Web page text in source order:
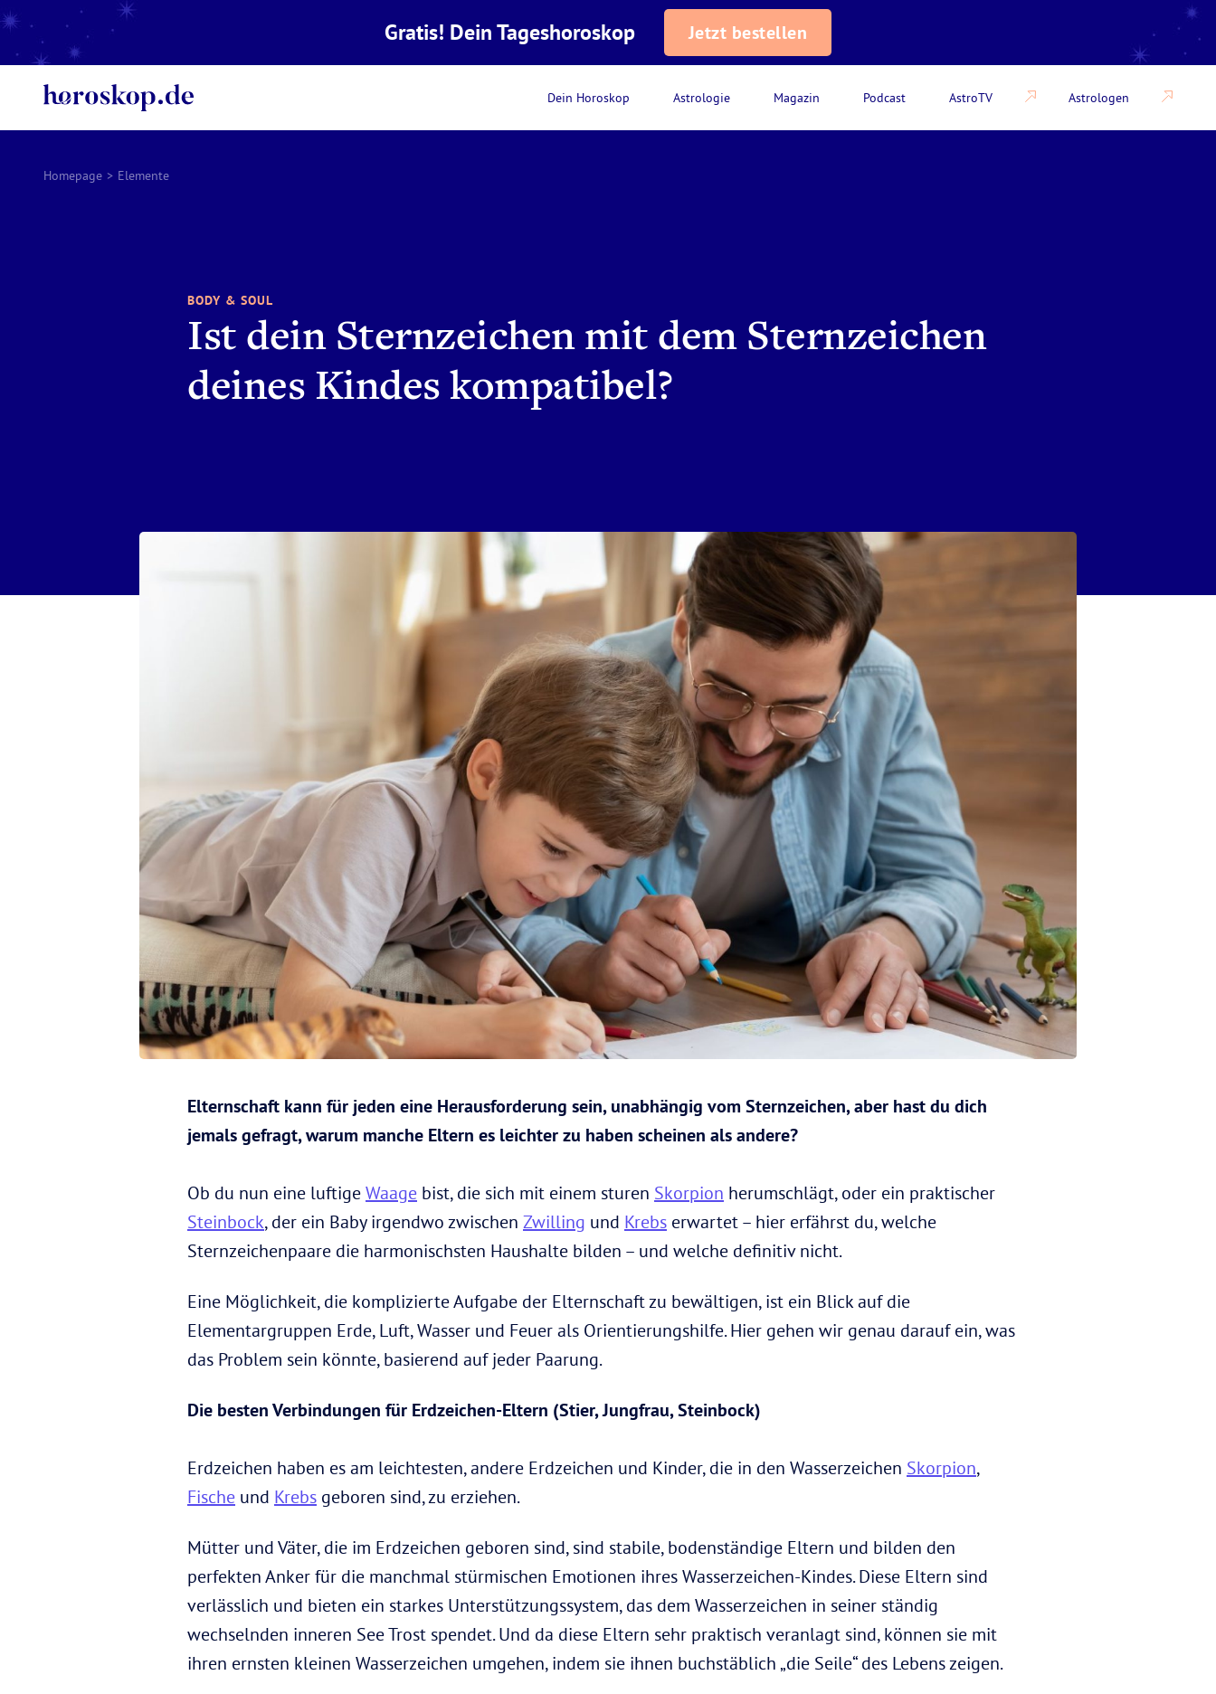
Dein Horoskop Astrologie Magazin Podcast AstroTV Astrologen
Gratis! Dein Tageshoroskop Jetzt bestellen
Homepage > Elemente
BODY & SOUL
Ist dein Sternzeichen mit dem Sternzeichen
deines Kindes kompatibel?
Elternschaft kann für jeden eine Herausforderung sein, unabhängig vom Sternzeichen, aber hast du dich
jemals gefragt, warum manche Eltern es leichter zu haben scheinen als andere?
Ob du nun eine luftige Waage bist, die sich mit einem sturen Skorpion herumschlägt, oder ein praktischer
Steinbock, der ein Baby irgendwo zwischen Zwilling und Krebs erwartet – hier erfährst du, welche
Sternzeichenpaare die harmonischsten Haushalte bilden – und welche definitiv nicht.
Eine Möglichkeit, die komplizierte Aufgabe der Elternschaft zu bewältigen, ist ein Blick auf die
Elementargruppen Erde, Luft, Wasser und Feuer als Orientierungshilfe. Hier gehen wir genau darauf ein, was
das Problem sein könnte, basierend auf jeder Paarung.
Die besten Verbindungen für Erdzeichen-Eltern (Stier, Jungfrau, Steinbock)
Erdzeichen haben es am leichtesten, andere Erdzeichen und Kinder, die in den Wasserzeichen Skorpion,
Fische und Krebs geboren sind, zu erziehen.
Mütter und Väter, die im Erdzeichen geboren sind, sind stabile, bodenständige Eltern und bilden den
perfekten Anker für die manchmal stürmischen Emotionen ihres Wasserzeichen-Kindes. Diese Eltern sind
verlässlich und bieten ein starkes Unterstützungssystem, das dem Wasserzeichen in seiner ständig
wechselnden inneren See Trost spendet. Und da diese Eltern sehr praktisch veranlagt sind, können sie mit
ihren ernsten kleinen Wasserzeichen umgehen, indem sie ihnen buchstäblich „die Seile“ des Lebens zeigen.